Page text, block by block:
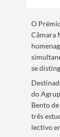
Termo
O
Câmara
se
do
Bento
três
lectivo